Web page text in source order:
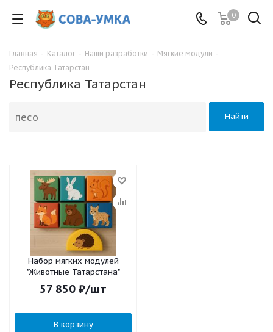
0
Главная - Каталог - Наши разработки - Мягкие модули -
Республика Татарстан
Республика Татарстан
Найти
Набор мягких модулей
"Животные Татарстана"
57 850 ₽/шт
В корзину